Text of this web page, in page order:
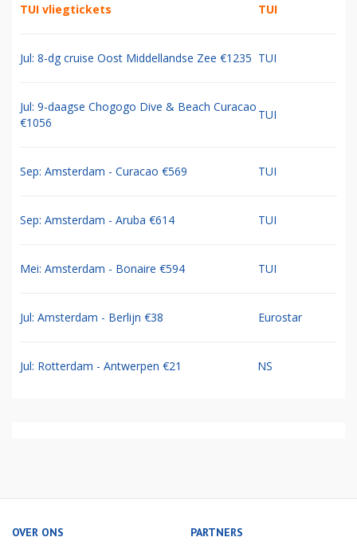
TUI vliegtickets TUI
Jul: 8-dg cruise Oost Middellandse Zee €1235 TUI
Jul: 9-daagse Chogogo Dive & Beach Curacao
€1056
TUI
Sep: Amsterdam - Curacao €569 TUI
Sep: Amsterdam - Aruba €614 TUI
Mei: Amsterdam - Bonaire €594 TUI
Jul: Amsterdam - Berlijn €38 Eurostar
Jul: Rotterdam - Antwerpen €21 NS
OVER ONS PARTNERS